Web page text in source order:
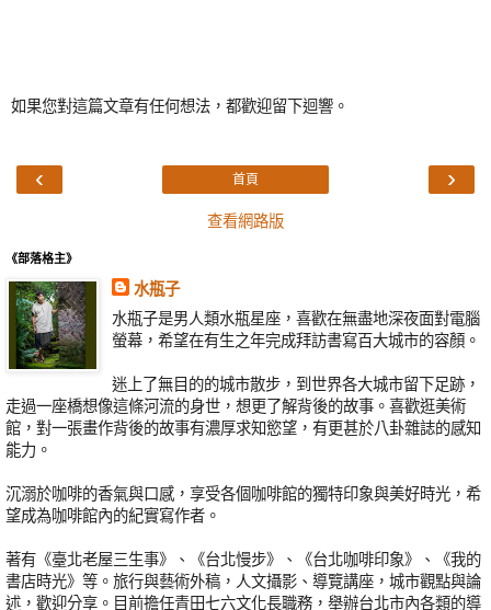
如果您對這篇文章有任何想法，都歡迎留下迴響。
‹ ›
首頁
查看網路版
《部落格主》
水瓶子
水瓶子是男人類水瓶星座，喜歡在無盡地深夜面對電腦
螢幕，希望在有生之年完成拜訪書寫百大城市的容顏。
迷上了無目的的城市散步，到世界各大城市留下足跡，
走過一座橋想像這條河流的身世，想更了解背後的故事。喜歡逛美術
館，對一張畫作背後的故事有濃厚求知慾望，有更甚於八卦雜誌的感知
能力。
沉溺於咖啡的香氣與口感，享受各個咖啡館的獨特印象與美好時光，希
望成為咖啡館內的紀實寫作者。
著有《臺北老屋三生事》、《台北慢步》、《台北咖啡印象》、《我的
書店時光》等。旅行與藝術外稿，人文攝影、導覽講座，城市觀點與論
述，歡迎分享。目前擔任青田七六文化長職務，舉辦台北市內各類的導